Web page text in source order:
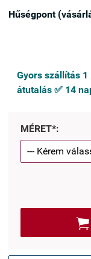
Hűségpont
Gyors szállítás
átutalás ✅ 14
MÉRET*:
